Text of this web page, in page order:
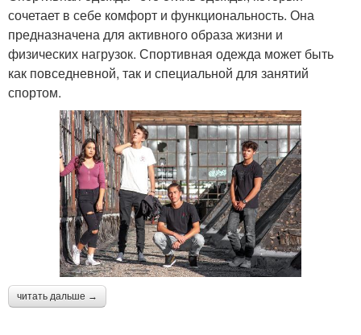
сочетает в себе комфорт и функциональность. Она
предназначена для активного образа жизни и
физических нагрузок. Спортивная одежда может быть
как повседневной, так и специальной для занятий
спортом.
читать дальше →